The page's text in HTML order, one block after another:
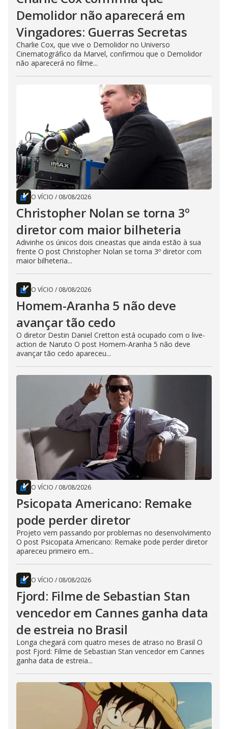
Demolidor não aparecerá em
Vingadores: Guerras Secretas
Charlie Cox, que vive o Demolidor no Universo
Cinematográfico da Marvel, confirmou que o Demolidor
não aparecerá no filme...
O VÍCIO / 08/08/2026
Christopher Nolan se torna 3º
diretor com maior bilheteria
Adivinhe os únicos dois cineastas que ainda estão à sua
frente O post Christopher Nolan se torna 3º diretor com
maior bilheteria...
O VÍCIO / 08/08/2026
Homem-Aranha 5 não deve
avançar tão cedo
O diretor Destin Daniel Cretton está ocupado com o live-
action de Naruto O post Homem-Aranha 5 não deve
avançar tão cedo apareceu...
O VÍCIO / 08/08/2026
Psicopata Americano: Remake
pode perder diretor
Projeto vem passando por problemas no desenvolvimento
O post Psicopata Americano: Remake pode perder diretor
apareceu primeiro em...
O VÍCIO / 08/08/2026
Fjord: Filme de Sebastian Stan
vencedor em Cannes ganha data
de estreia no Brasil
Longa chegará com quatro meses de atraso no Brasil O
post Fjord: Filme de Sebastian Stan vencedor em Cannes
ganha data de estreia...